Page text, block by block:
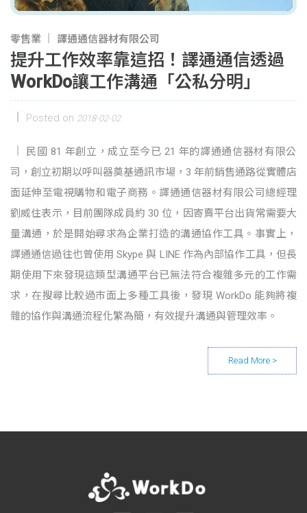
零售業 譯通通信器材有限公司
提升工作效率靠這招！譯通通信透過
WorkDo讓工作溝通「公私分明」
Posted on 2018-02-02
民國 81 年創立，成立至今已 21 年的譯通通信器材有限公
司，創立初期以呼叫器奠基通訊市場，3 年前銷售通路從實體店
面延伸至電視購物和電子商務。譯通通信器材有限公司總經理
劉威住表示，目前團隊成員約 30 位，因寄賣平台出貨常需要大
量溝通，於是開始尋求為企業打造的溝通協作工具。事實上，
譯通通信過往也曾使用 Skype 與 LINE 作為內部協作工具，但長
期使用下來發現這類型溝通平台已無法符合複雜多元的工作需
求，在搜尋比較過市面上多種工具後，發現 WorkDo 能夠將複
雜的協作與溝通流程化繁為簡，有效提升溝通與管理效率。
Posts navigation